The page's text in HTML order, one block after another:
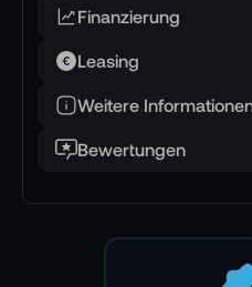
Bleiben Sie ruhig
Geräte auch bei
Wiederherstellungen
Bedürfnisse an, indem
niedrigen Batteriestand
Finanzierung
Leasing
Weitere
Bewertungen